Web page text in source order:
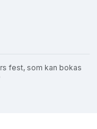
fest, som kan bokas